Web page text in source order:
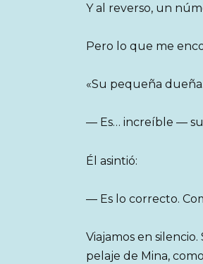
Y al reverso, un
Pero lo que me
«Su pequeña
— Es… increíble —
Él asintió:
— Es lo correcto.
Viajamos en
pelaje de Mina,